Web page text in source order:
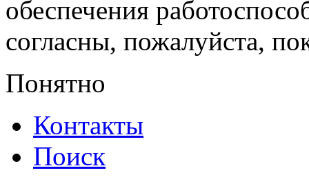
обеспечения
согласны, пожалуйста,
Понятно
Контакты
Поиск